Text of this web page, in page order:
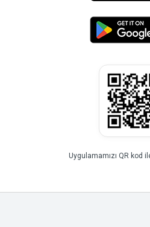
Uygulamamızı QR kod